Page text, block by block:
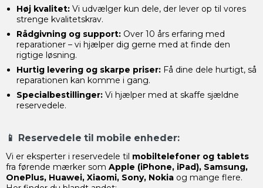
Høj kvalitet:Vi udvælger kun dele, der lever op til vores
strenge kvalitetskrav.
Rådgivning og support:Over 10 års erfaring med
reparationer – vi hjælper dig gerne med at finde den
rigtige løsning.
Hurtig levering og skarpe priser:Få dine dele hurtigt, så
reparationen kan komme i gang.
Specialbestillinger:Vi hjælper med at skaffe sjældne
reservedele.
📱 Reservedele til mobile enheder:
Vi er eksperter i reservedele til mobiltelefoner og tablets
fra førende mærker som Apple (iPhone, iPad), Samsung,
OnePlus, Huawei, Xiaomi, Sony, Nokia og mange flere.